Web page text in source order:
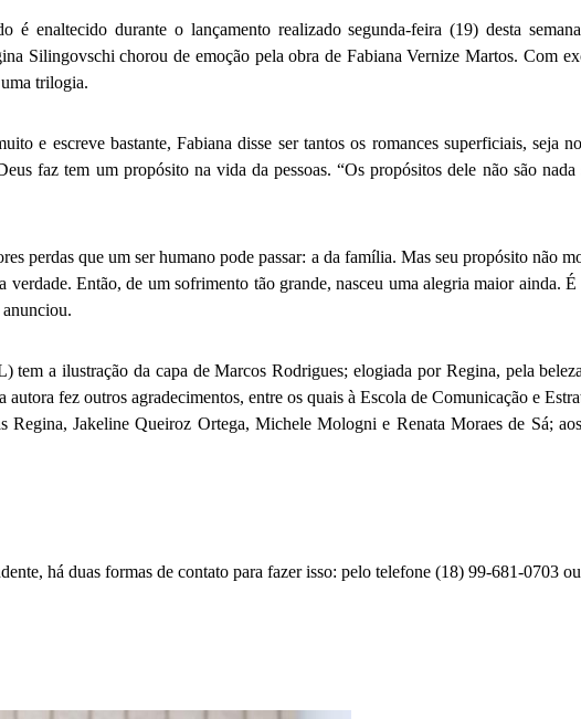
é enaltecido durante o lançamento realizado segunda-feira (19) desta
Silingovschi chorou de emoção pela obra de Fabiana Vernize Martos. Com
trilogia.
e escreve bastante, Fabiana disse ser tantos os romances superficiais,
faz tem um propósito na vida da pessoas. “Os propósitos dele não são
perdas que um ser humano pode passar: a da família. Mas seu propósito não
verdade. Então, de um sofrimento tão grande, nasceu uma alegria maior ainda.
a ilustração da capa de Marcos Rodrigues; elogiada por Regina, pela
fez outros agradecimentos, entre os quais à Escola de Comunicação e
Regina, Jakeline Queiroz Ortega, Michele Mologni e Renata Moraes de Sá;
há duas formas de contato para fazer isso: pelo telefone (18) 99-681-0703